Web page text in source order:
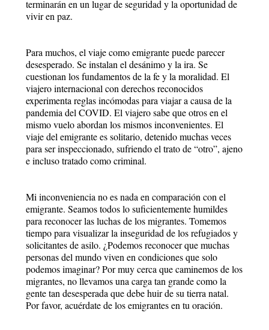
terminarán en un lugar de seguridad y la oportunidad de
vivir en paz.
Para muchos, el viaje como emigrante puede parecer
desesperado. Se instalan el desánimo y la ira. Se
cuestionan los fundamentos de la fe y la moralidad. El
viajero internacional con derechos reconocidos
experimenta reglas incómodas para viajar a causa de la
pandemia del COVID. El viajero sabe que otros en el
mismo vuelo abordan los mismos inconvenientes. El
viaje del emigrante es solitario, detenido muchas veces
para ser inspeccionado, sufriendo el trato de “otro”, ajeno
e incluso tratado como criminal.
Mi inconveniencia no es nada en comparación con el
emigrante. Seamos todos lo suficientemente humildes
para reconocer las luchas de los migrantes. Tomemos
tiempo para visualizar la inseguridad de los refugiados y
solicitantes de asilo. ¿Podemos reconocer que muchas
personas del mundo viven en condiciones que solo
podemos imaginar? Por muy cerca que caminemos de los
migrantes, no llevamos una carga tan grande como la
gente tan desesperada que debe huir de su tierra natal.
Por favor, acuérdate de los emigrantes en tu oración.